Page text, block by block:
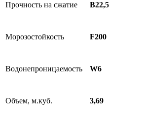
Прочность на сжатие B22,5
Морозостойкость F200
Водонепроницаемость W6
Объем, м.куб. 3,69